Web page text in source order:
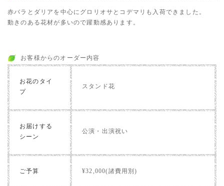
赤バラとダリアを中心にグロリオサとコデマリも入荷できました。
動きのある花材が多いので躍動感あります。
お客様からのオーダー内容
お花のタイ
プ
スタンド花
お届けする
シーン
公演・出演祝い
ご予算 ¥32,000(諸費用別)